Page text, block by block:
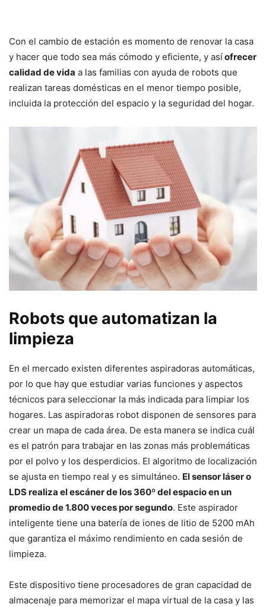
Con el cambio de estación es momento de renovar la casa
y hacer que todo sea más cómodo y eficiente, y asíofrecer
calidad de vida a las familias con ayuda de robots que
realizan tareas domésticas en el menor tiempo posible,
incluida la protección del espacio y la seguridad del hogar.
Robots que automatizan la
limpieza
En el mercado existen diferentes aspiradoras automáticas,
por lo que hay que estudiar varias funciones y aspectos
técnicos para seleccionar la más indicada para limpiar los
hogares. Las aspiradoras robot disponen de sensores para
crear un mapa de cada área. De esta manera se indica cuál
es el patrón para trabajar en las zonas más problemáticas
por el polvo y los desperdicios. El algoritmo de localización
se ajusta en tiempo real y es simultáneo. El sensor láser o
LDS realiza el escáner de los 360º del espacio en un
promedio de 1.800 veces por segundo. Este aspirador
inteligente tiene una batería de iones de litio de 5200 mAh
que garantiza el máximo rendimiento en cada sesión de
limpieza.
Este dispositivo tiene procesadores de gran capacidad de
almacenaje para memorizar el mapa virtual de la casa y las